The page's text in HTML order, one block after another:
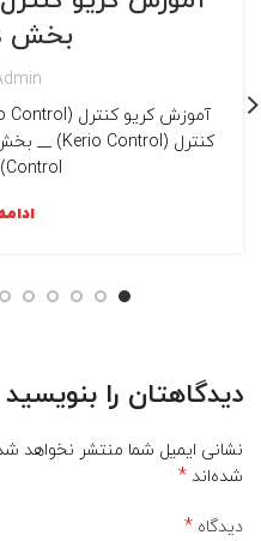
بخش
Control) __ بخش...
دیدگاهتان را بنویسید
نشانی ایمیل شما منتشر نخواهد
شده‌اند *
دیدگاه *